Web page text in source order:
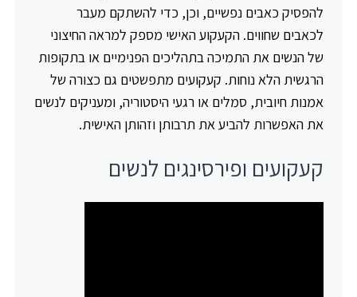
להפסיק כאבים נפשיים, וכן, כדי להשתקם מעבר
לכאבים שחווים. הקעקוע האישי מספק למראה החיצוני
של הנשים את התמיכה בתהליכים הפנימיים או בתקופות
הרגשית הלא נוחות. קעקועים מתפשטים גם כצורה של
אמנות חיובית, סמלים או רגעי היסטוריה, ומעניקים לנשים
את האפשרות להביע את תרבותן וזהותן האישית.
קעקועים ופירסינגים לנשים